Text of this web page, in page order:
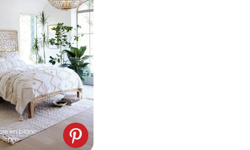
en blanc.
: spm